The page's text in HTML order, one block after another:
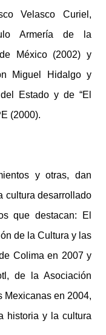
Velasco Curiel,
Armería de la
México (2002) y
Miguel Hidalgo y
Estado y de “El
(2000).
y otras, dan
cultura desarrollado
que destacan: El
de la Cultura y las
Colima en 2007 y
de la Asociación
Mexicanas en 2004,
historia y la cultura